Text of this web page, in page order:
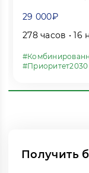
29 000₽
278 часов • 16
#Приоритет2030
Получить